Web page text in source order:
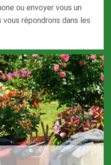
ou envoyer vous un
répondrons dans les